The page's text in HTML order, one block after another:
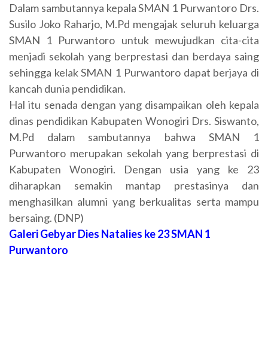
Dalam sambutannya kepala SMAN 1 Purwantoro Drs.
Susilo Joko Raharjo, M.Pd mengajak seluruh keluarga
SMAN 1 Purwantoro untuk mewujudkan cita-cita
menjadi sekolah yang berprestasi dan berdaya saing
sehingga kelak SMAN 1 Purwantoro dapat berjaya di
kancah dunia pendidikan.
Hal itu senada dengan yang disampaikan oleh kepala
dinas pendidikan Kabupaten Wonogiri Drs. Siswanto,
M.Pd dalam sambutannya bahwa SMAN 1
Purwantoro merupakan sekolah yang berprestasi di
Kabupaten Wonogiri. Dengan usia yang ke 23
diharapkan semakin mantap prestasinya dan
menghasilkan alumni yang berkualitas serta mampu
bersaing. (DNP)
Galeri Gebyar Dies Natalies ke 23 SMAN 1
Purwantoro